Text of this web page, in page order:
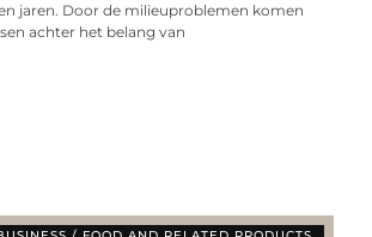
jaren. Door de milieuproblemen komen
achter het belang van